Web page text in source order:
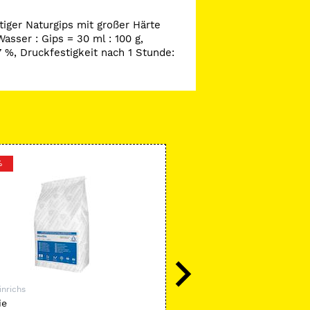
Naturgips mit großer Härte
: Gips = 30 ml : 100 g,
Druckfestigkeit nach 1 Stunde: